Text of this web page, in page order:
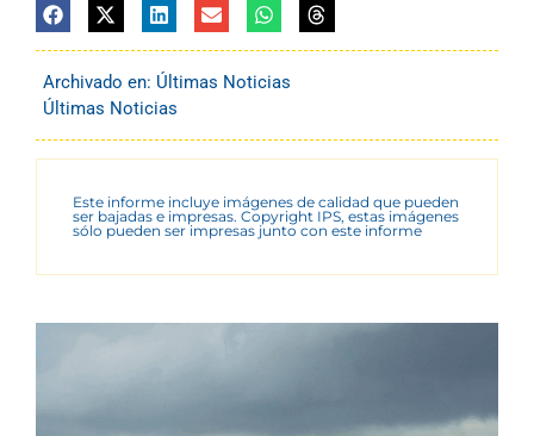
Archivado en: Últimas Noticias
Últimas Noticias
Este informe incluye imágenes de calidad que pueden
ser bajadas e impresas. Copyright IPS, estas imágenes
sólo pueden ser impresas junto con este informe